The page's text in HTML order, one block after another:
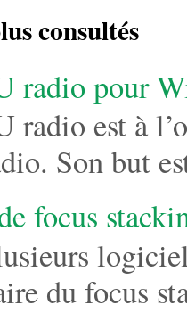
consultés
radio pour
radio est à
Son but
focus
du focus